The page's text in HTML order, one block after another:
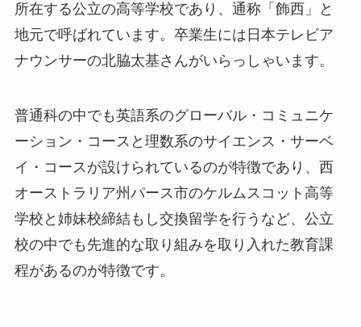
所在する公立の高等学校であり、通称「飾西」と
地元で呼ばれています。卒業生には日本テレビア
ナウンサーの北脇太基さんがいらっしゃいます。
普通科の中でも英語系のグローバル・コミュニケ
ーション・コースと理数系のサイエンス・サーベ
イ・コースが設けられているのが特徴であり、西
オーストラリア州パース市のケルムスコット高等
学校と姉妹校締結もし交換留学を行うなど、 公立
校の中でも先進的な取り組みを取り入れた教育課
程があるのが特徴です。